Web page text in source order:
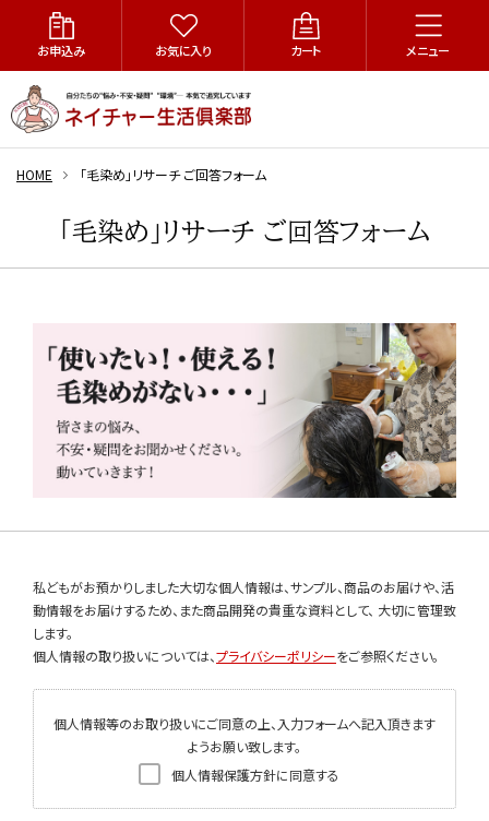
お申込み お気に入り カート メニュー
HOME 「毛染め」リサーチ ご回答フォーム
「毛染め」リサーチ ご回答フォーム
私どもがお預かりしました大切な個人情報は、サンプル、商品のお届けや、活
動情報をお届けするため、また商品開発の貴重な資料として、 大切に管理致
します。
個人情報の取り扱いについては、プライバシーポリシーをご参照ください。
個人情報等のお取り扱いにご同意の上、入力フォームへ記入頂きます
ようお願い致します。
個人情報保護方針に同意する